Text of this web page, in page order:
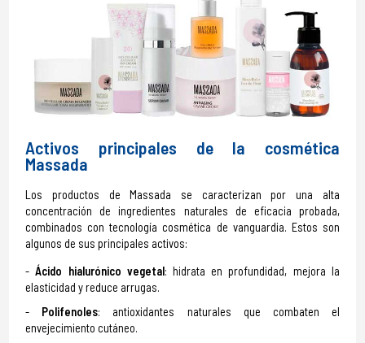
Activos principales de la cosmética
Massada
Los productos de Massada se caracterizan por una alta
concentración de ingredientes naturales de eficacia probada,
combinados con tecnología cosmética de vanguardia. Estos son
algunos de sus principales activos:
Ácido hialurónico vegetal: hidrata en profundidad, mejora la
elasticidad y reduce arrugas.
Polifenoles: antioxidantes naturales que combaten el
envejecimiento cutáneo.